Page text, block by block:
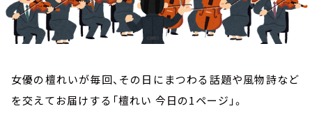
女優の檀れいが毎回、その日にまつわる話題や風物詩など
を交えてお届けする「檀れい 今日の1ページ」。